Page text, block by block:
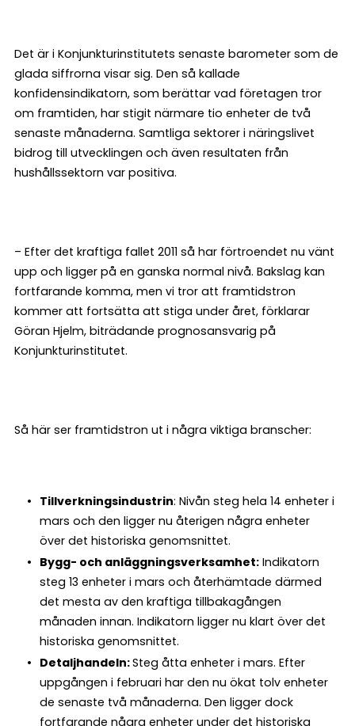
Det är i Konjunkturinstitutets senaste barometer som de
glada siffrorna visar sig. Den så kallade
konfidensindikatorn, som berättar vad företagen tror
om framtiden, har stigit närmare tio enheter de två
senaste månaderna. Samtliga sektorer i näringslivet
bidrog till utvecklingen och även resultaten från
hushållssektorn var positiva.
– Efter det kraftiga fallet 2011 så har förtroendet nu vänt
upp och ligger på en ganska normal nivå. Bakslag kan
fortfarande komma, men vi tror att framtidstron
kommer att fortsätta att stiga under året, förklarar
Göran Hjelm, biträdande prognosansvarig på
Konjunkturinstitutet.
Så här ser framtidstron ut i några viktiga branscher:
Tillverkningsindustrin: Nivån steg hela 14 enheter i
mars och den ligger nu återigen några enheter
över det historiska genomsnittet.
Bygg- och anläggningsverksamhet:Indikatorn
steg 13 enheter i mars och återhämtade därmed
det mesta av den kraftiga tillbakagången
månaden innan. Indikatorn ligger nu klart över det
historiska genomsnittet.
Detaljhandeln:Steg åtta enheter i mars. Efter
uppgången i februari har den nu ökat tolv enheter
de senaste två månaderna. Den ligger dock
fortfarande några enheter under det historiska